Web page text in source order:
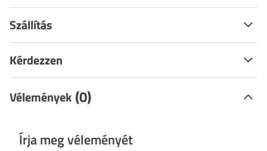
Szállítás
Kérdezzen
Vélemények (0)
Írja meg véleményét